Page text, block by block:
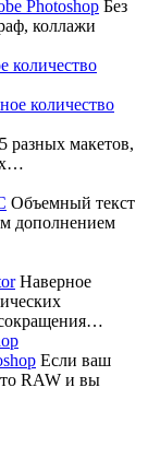
Без
коллажи
количество
разных макетов,
Объемный текст
дополнением
Наверное
сокращения…
Если ваш
RAW и вы